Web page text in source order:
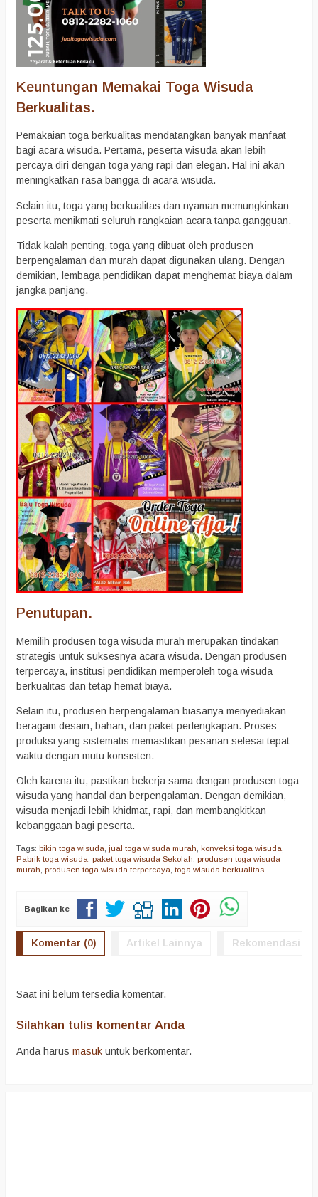
Keuntungan Memakai Toga Wisuda
Berkualitas.
Pemakaian toga berkualitas mendatangkan banyak manfaat
bagi acara wisuda. Pertama, peserta wisuda akan lebih
percaya diri dengan toga yang rapi dan elegan. Hal ini akan
meningkatkan rasa bangga di acara wisuda.
Selain itu, toga yang berkualitas dan nyaman memungkinkan
peserta menikmati seluruh rangkaian acara tanpa gangguan.
Tidak kalah penting, toga yang dibuat oleh produsen
berpengalaman dan murah dapat digunakan ulang. Dengan
demikian, lembaga pendidikan dapat menghemat biaya dalam
jangka panjang.
Penutupan.
Memilih produsen toga wisuda murah merupakan tindakan
strategis untuk suksesnya acara wisuda. Dengan produsen
terpercaya, institusi pendidikan memperoleh toga wisuda
berkualitas dan tetap hemat biaya.
Selain itu, produsen berpengalaman biasanya menyediakan
beragam desain, bahan, dan paket perlengkapan. Proses
produksi yang sistematis memastikan pesanan selesai tepat
waktu dengan mutu konsisten.
Oleh karena itu, pastikan bekerja sama dengan produsen toga
wisuda yang handal dan berpengalaman. Dengan demikian,
wisuda menjadi lebih khidmat, rapi, dan membangkitkan
kebanggaan bagi peserta.
Tags: bikin toga wisuda jual toga wisuda murah konveksi toga wisuda
Pabrik toga wisuda paket toga wisuda Sekolah produsen toga wisuda
murah produsen toga wisuda terpercaya toga wisuda berkualitas
Bagikan ke
Komentar (0) Artikel Lainnya Rekomendasi
Saat ini belum tersedia komentar.
Silahkan tulis komentar Anda
Anda harus masuk untuk berkomentar.